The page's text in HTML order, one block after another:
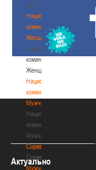
3х3
Национальная
команда.
Женщины
Национальная
команда.
Женщины
Национальная
команда.
Мужчины
Национальная
команда.
Мужчины
Соревнования
Соревнования
Мужчины
Актуально